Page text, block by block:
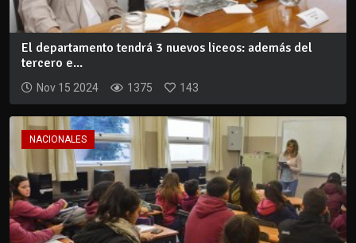
El departamento tendrá 3 nuevos liceos: además del
tercero e...
Nov 15 2024 1375 143
NACIONALES